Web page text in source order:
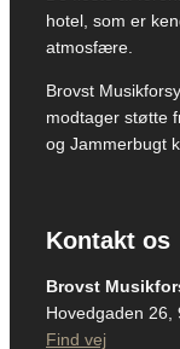
hotel, som er
atmosfære.
Brovst
modtager støtte
og Jammerbugt
Kontakt os
Brovst
Hovedgaden 26,
Find vej